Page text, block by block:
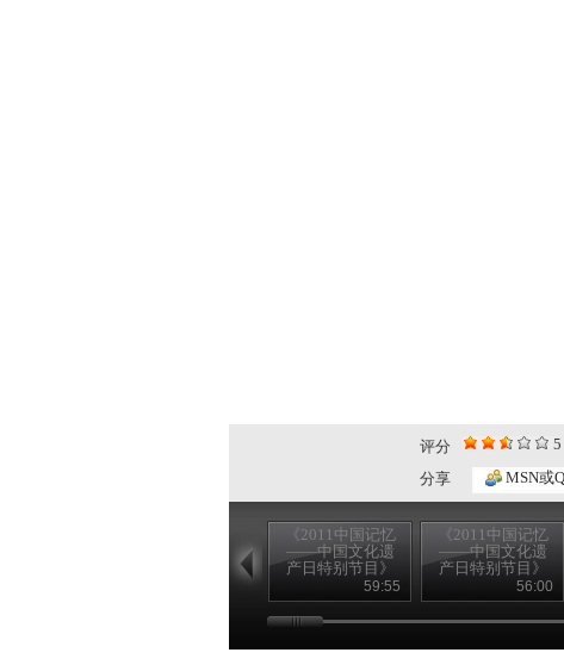
评分 5
分享
MSN或
《2011中国记忆
——中国文化遗
产日特别节目》
20110611 （一）
59:55
《2011中国记忆
——中国文化遗
产日特别节目》
20110611 （二）
56:00